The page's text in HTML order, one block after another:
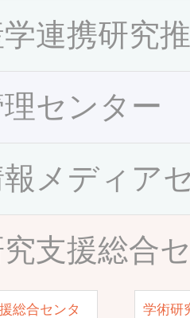
連携研究
センター
メディア
支援総合
総合センタ
学術研